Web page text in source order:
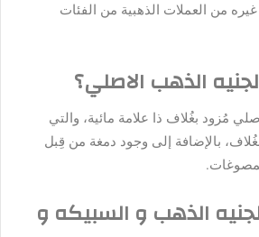
من العملات الذهبية من الفئات
الذهب الاصلي؟
مُزود بغُلاف ذا علامة مائية، والتي
بالإضافة إلى وجود دمغة من قِبل
الذهب و السبيكه و